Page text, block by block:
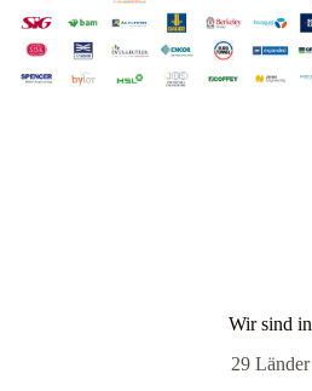
Wir sind in
29 Länder